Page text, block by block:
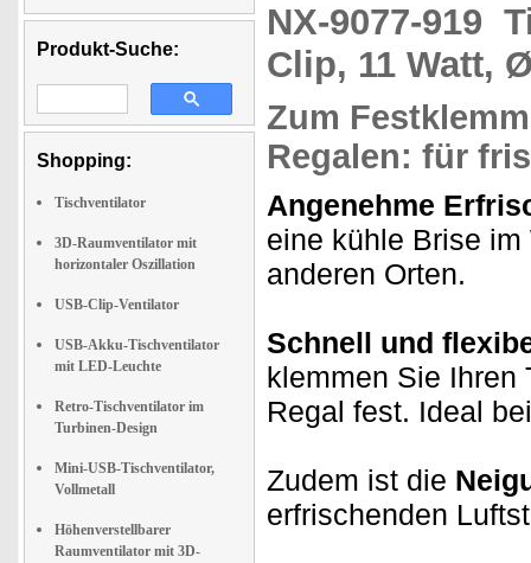
Produkt-Suche:
Shopping:
Tischventilator
3D-Raumventilator mit
horizontaler Oszillation
USB-Clip-Ventilator
USB-Akku-Tischventilator
mit LED-Leuchte
Retro-Tischventilator im
Turbinen-Design
Mini-USB-Tischventilator,
Vollmetall
Höhenverstellbarer
Raumventilator mit 3D-
NX-9077-919
Clip, 11 Watt,
Zum
Regalen: für
Angenehme
eine kühle Brise
anderen Orten.
Schnell und
klemmen Sie Ihren
Regal fest. Ideal
Zudem ist die
erfrischenden